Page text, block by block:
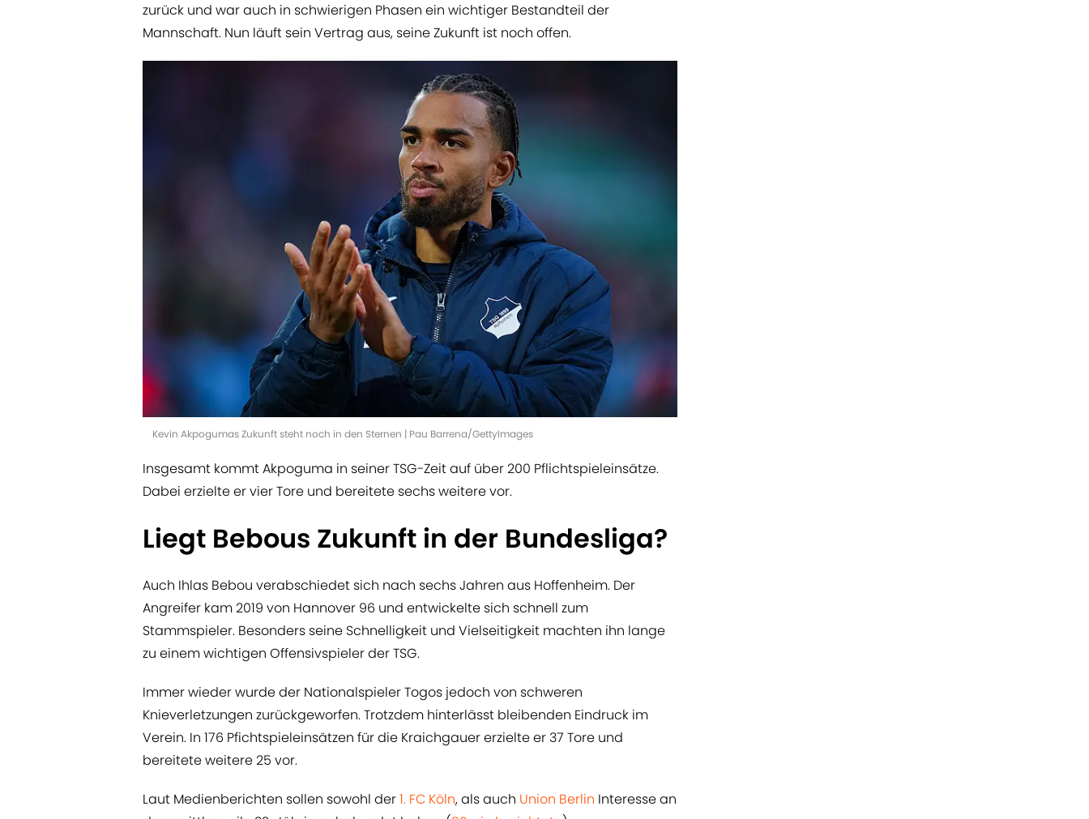
zurück und war auch in schwierigen Phasen ein wichtiger Bestandteil der
Mannschaft. Nun läuft sein Vertrag aus, seine Zukunft ist noch offen.
Kevin Akpogumas Zukunft steht noch in den Sternen | Pau Barrena/GettyImages
Insgesamt kommt Akpoguma in seiner TSG-Zeit auf über 200 Pflichtspieleinsätze.
Dabei erzielte er vier Tore und bereitete sechs weitere vor.
Liegt Bebous Zukunft in der Bundesliga?
Auch Ihlas Bebou verabschiedet sich nach sechs Jahren aus Hoffenheim. Der
Angreifer kam 2019 von Hannover 96 und entwickelte sich schnell zum
Stammspieler. Besonders seine Schnelligkeit und Vielseitigkeit machten ihn lange
zu einem wichtigen Offensivspieler der TSG.
Immer wieder wurde der Nationalspieler Togos jedoch von schweren
Knieverletzungen zurückgeworfen. Trotzdem hinterlässt bleibenden Eindruck im
Verein. In 176 Pfichtspieleinsätzen für die Kraichgauer erzielte er 37 Tore und
bereitete weitere 25 vor.
Laut Medienberichten sollen sowohl der1. FC Köln, als auch Union Berlin Interesse an